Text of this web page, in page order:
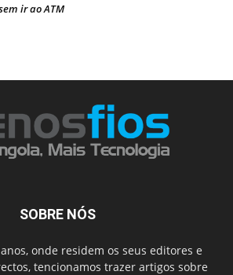
ir ao ATM
SOBRE NÓS
onde residem os seus editores e
tencionamos trazer artigos sobre